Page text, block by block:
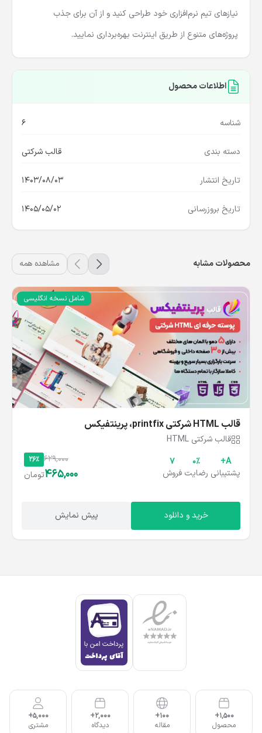
نیازهای تیم نرم‌افزاری خود طراحی کنید و از آن برای جذب
پروژه‌های متنوع از طریق اینترنت بهره‌برداری نمایید.
اطلاعات محصول
شناسه 6
دسته بندی قالب شرکتی
تاریخ انتشار 1403/08/03
تاریخ بروزرسانی 1405/05/02
محصولات مشابه مشاهده همه
شامل نسخه انگلیسی
قالب HTML شرکتی printfix، پرینتفیکس
قالب شرکتی HTML
A+
پشتیبانی
۰%
رضایت
۷
فروش
26% 629,000
465,000تومان
خرید و دانلود پیش نمایش
1,500+
محصول
100+
مقاله
2,000+
دیدگاه
5,000+
مشتری